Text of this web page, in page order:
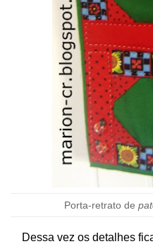
Porta-retrato de
Dessa vez os detalhes